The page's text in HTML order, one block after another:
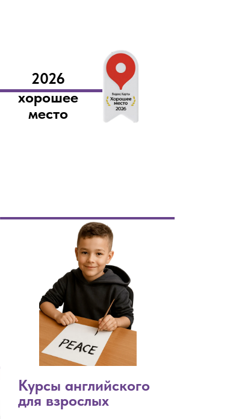
хорошее
место
2026
Курсы английского
для взрослых